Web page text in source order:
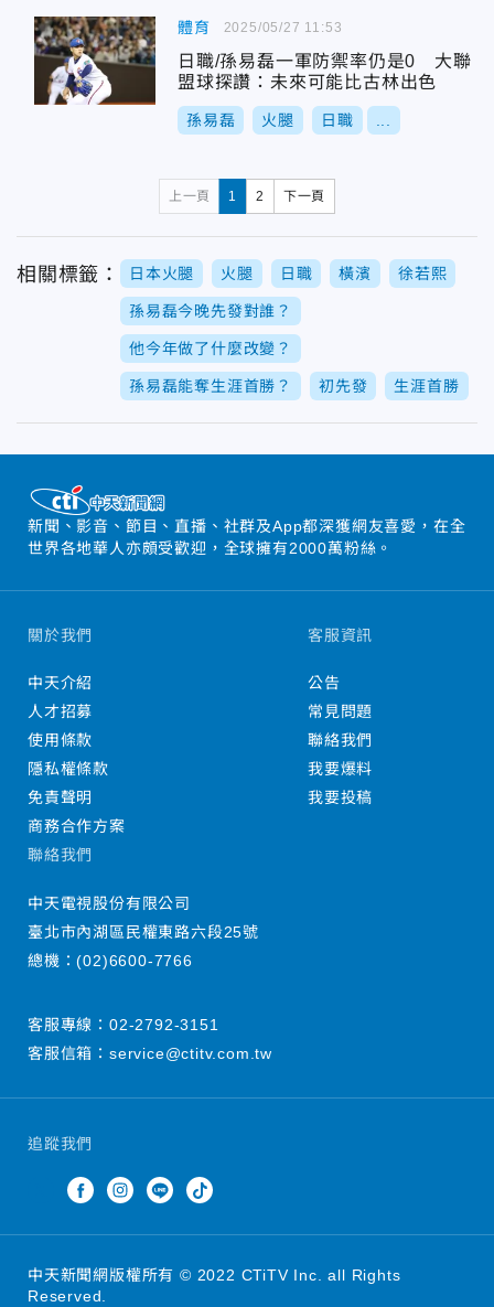
體育
日職/孫易磊一軍防禦率仍是0 大聯
盟球探讚：未來可能比古林出色
孫易磊 火腿 日職
2025/05/27 11:53
上一頁 1 2 下一頁
相關標籤： 日本火腿 火腿 日職 橫濱 徐若熙
孫易磊今晚先發對誰？
他今年做了什麼改變？
孫易磊能奪生涯首勝？ 初先發 生涯首勝
新聞、影音、節目、直播、社群及App都深獲網友喜愛，在全
世界各地華人亦頗受歡迎，全球擁有2000萬粉絲。
追蹤我們
關於我們
中天介紹
人才招募
使用條款
隱私權條款
免責聲明
商務合作方案
客服資訊
公告
常見問題
聯絡我們
我要爆料
我要投稿
聯絡我們
中天電視股份有限公司
臺北市內湖區民權東路六段25號
總機：(02)6600-7766
客服專線： 02-2792-3151
客服信箱： service@ctitv.com.tw
中天新聞網版權所有 © 2022 CTiTV Inc. all Rights
Reserved.